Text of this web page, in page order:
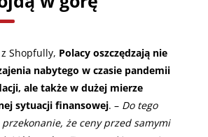
Shopfully, Polacy oszczędzają nie
nabytego w czasie pandemii
ale także w dużej mierze
sytuacji finansowej. – Do tego
że ceny przed samymi